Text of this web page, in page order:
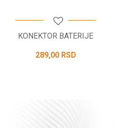
KONEKTOR BATERIJE
289,00 RSD